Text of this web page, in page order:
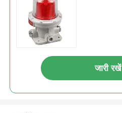
जारी रखें